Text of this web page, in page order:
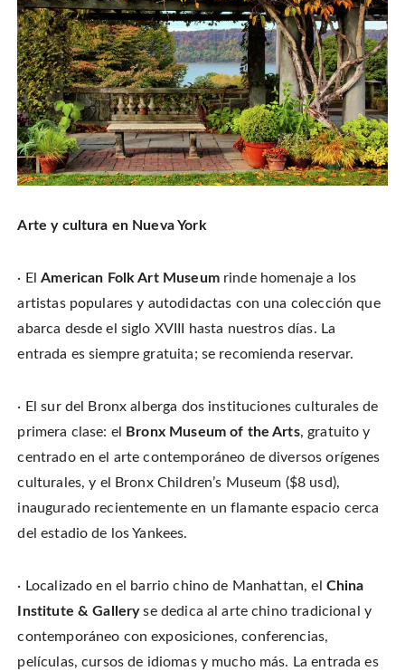
Arte y cultura en Nueva York
· ElAmerican Folk Art Museumrinde homenaje a los
artistas populares y autodidactas con una colección que
abarca desde el siglo XVIII hasta nuestros días. La
entrada es siempre gratuita; se recomienda reservar.
· El sur del Bronx alberga dos instituciones culturales de
primera clase: el
Bronx Museum of the Arts, gratuito y
centrado en el arte contemporáneo de diversos orígenes
culturales, y el Bronx Children’s Museum ($8 usd),
inaugurado recientemente en un flamante espacio cerca
del estadio de los Yankees.
· Localizado en el barrio chino de Manhattan, el China
Institute & Galleryse dedica al arte chino tradicional y
contemporáneo con exposiciones, conferencias,
películas, cursos de idiomas y mucho más. La entrada es